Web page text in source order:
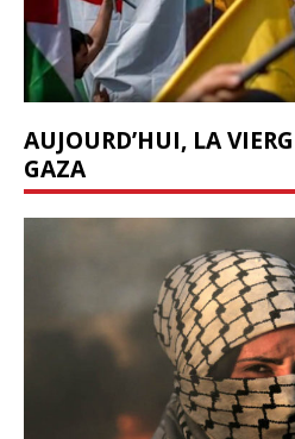
AUJOURD’HUI, LA
GAZA